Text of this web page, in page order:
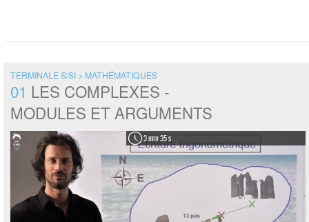
TERMINALE S/SI > MATHÉMATIQUES
01 LES COMPLEXES -
MODULES ET ARGUMENTS
3 min 35 s